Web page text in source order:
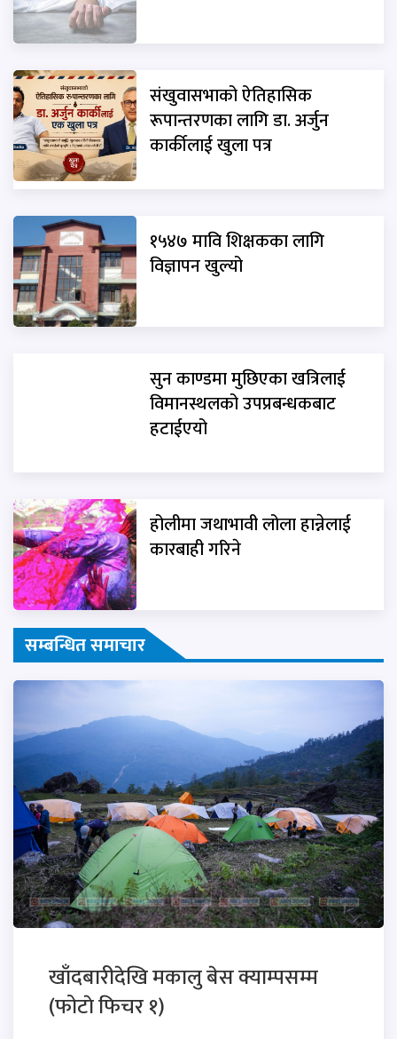
संखुवासभाको ऐतिहासिक
रूपान्तरणका लागि डा. अर्जुन
कार्कीलाई खुला पत्र
१५४७ मावि शिक्षकका लागि
विज्ञापन खुल्यो
सुन काण्डमा मुछिएका खत्रिलाई
विमानस्थलको उपप्रबन्धकबाट
हटाईएयो
होलीमा जथाभावी लोला हान्नेलाई
कारबाही गरिने
सम्बन्धित समाचार
खाँदबारीदेखि मकालु बेस क्याम्पसम्म
(फोटाे फिचर १)